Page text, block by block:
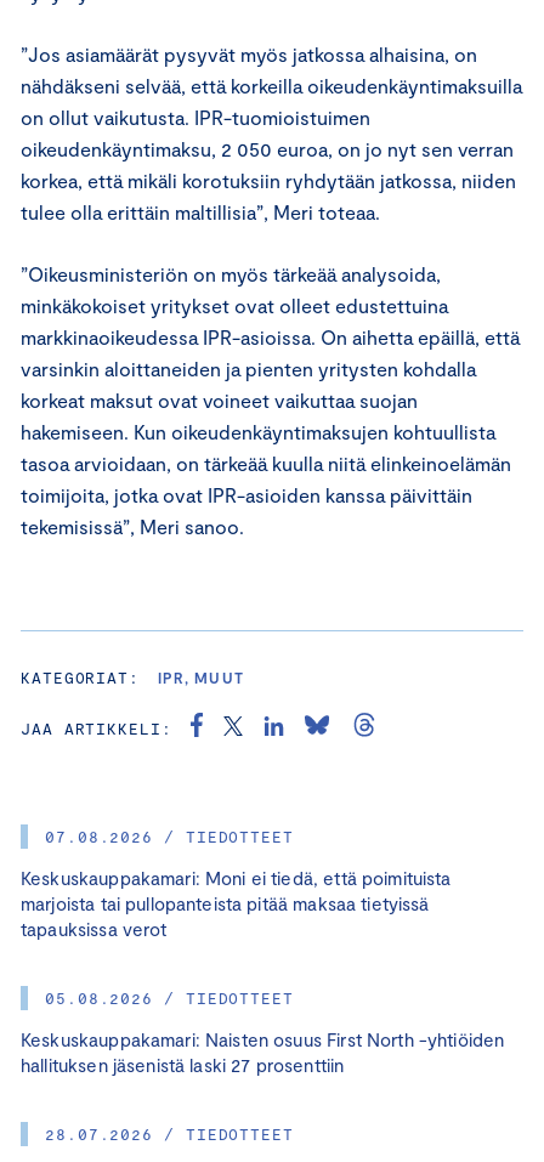
07.08.2026 / TIEDOTTEET
Keskuskauppakamari: Moni ei tiedä, että poimituista
marjoista tai pullopanteista pitää maksaa tietyissä
tapauksissa verot
05.08.2026 / TIEDOTTEET
Keskuskauppakamari: Naisten osuus First North -yhtiöiden
hallituksen jäsenistä laski 27 prosenttiin
28.07.2026 / TIEDOTTEET
”Jos asiamäärät pysyvät myös jatkossa alhaisina, on
nähdäkseni selvää, että korkeilla oikeudenkäyntimaksuilla
on ollut vaikutusta. IPR-tuomioistuimen
oikeudenkäyntimaksu, 2 050 euroa, on jo nyt sen verran
korkea, että mikäli korotuksiin ryhdytään jatkossa, niiden
tulee olla erittäin maltillisia”, Meri toteaa.
”Oikeusministeriön on myös tärkeää analysoida,
minkäkokoiset yritykset ovat olleet edustettuina
markkinaoikeudessa IPR-asioissa. On aihetta epäillä, että
varsinkin aloittaneiden ja pienten yritysten kohdalla
korkeat maksut ovat voineet vaikuttaa suojan
hakemiseen. Kun oikeudenkäyntimaksujen kohtuullista
tasoa arvioidaan, on tärkeää kuulla niitä elinkeinoelämän
toimijoita, jotka ovat IPR-asioiden kanssa päivittäin
tekemisissä”, Meri sanoo.
KATEGORIAT: IPR, MUUT
JAA ARTIKKELI: